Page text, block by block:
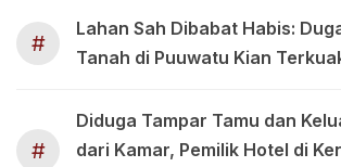
#
Lahan Sah Dibabat Habis:
Tanah di Puuwatu Kian
#
Diduga Tampar Tamu dan
dari Kamar, Pemilik Hotel di